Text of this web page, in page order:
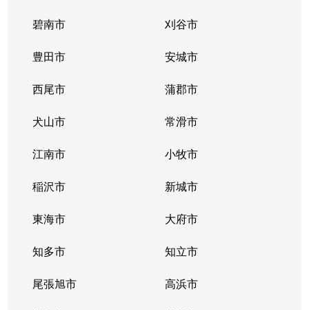
碧南市 刈谷市
豊田市 安城市
西尾市 蒲郡市
犬山市 常滑市
江南市 小牧市
稲沢市 新城市
東海市 大府市
知多市 知立市
尾張旭市 高浜市